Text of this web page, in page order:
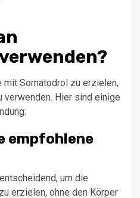
Somatodrol zu erzielen,
Hier sind einige
empfohlene
um die
erzielen, ohne den Körper